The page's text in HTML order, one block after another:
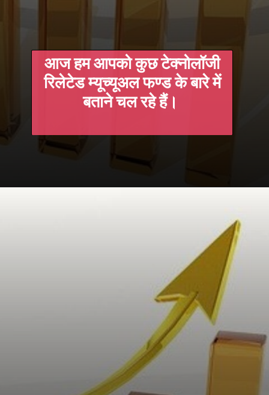
आज हम आपको कुछ टेक्नोलॉजी
रिलेटेड म्यूच्यूअल फण्ड के बारे में
बताने चल रहे हैं।